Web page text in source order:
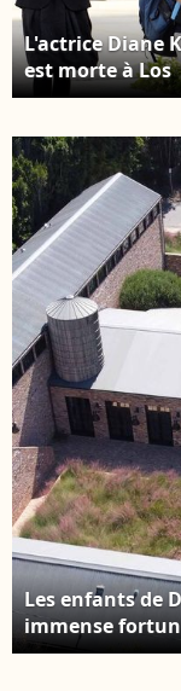
L'actrice Diane
est morte à Los
Angeles Diane
Museum of Art
Angeles. Photo :
Backgrid USA /
Bestimage
Les enfants de
immense
quittent le